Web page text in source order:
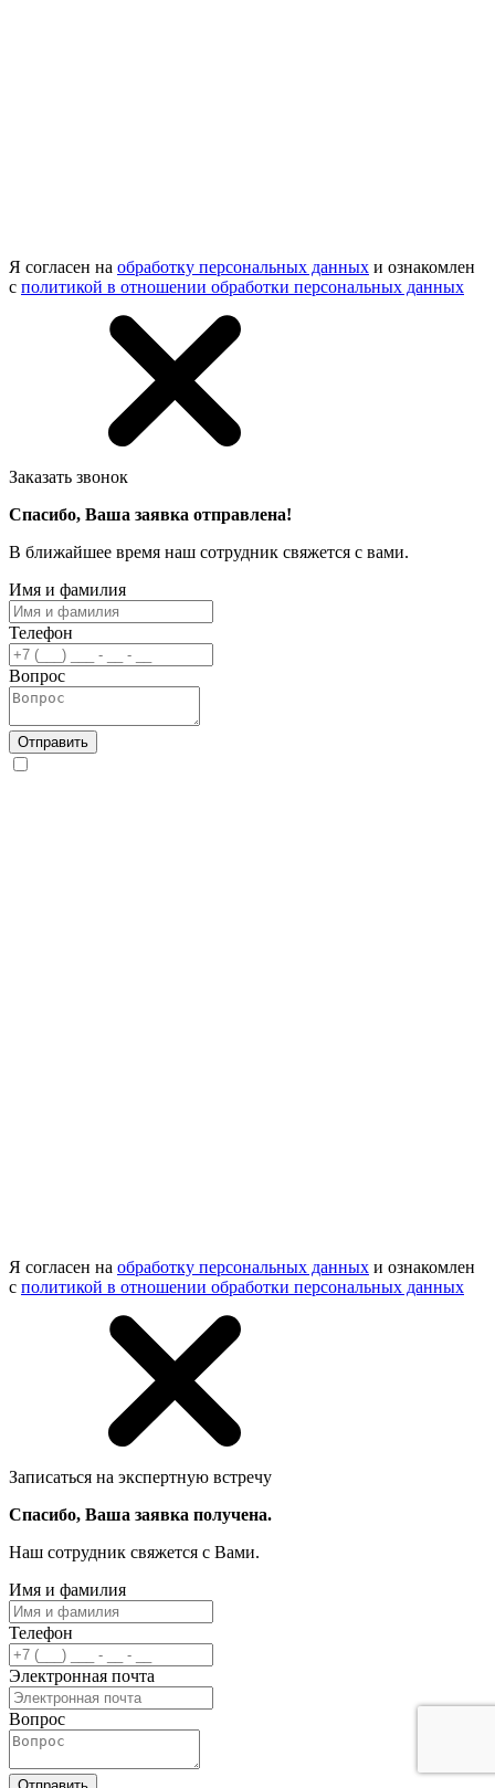
Я согласен на обработку персональных данных и ознакомлен
с политикой в отношении обработки персональных данных
Заказать звонок
Спасибо, Ваша заявка отправлена!
В ближайшее время наш сотрудник свяжется с вами.
Имя и фамилия
Телефон
Вопрос
Отправить
Я согласен на обработку персональных данных и ознакомлен
с политикой в отношении обработки персональных данных
Записаться на экспертную встречу
Спасибо, Ваша заявка получена.
Наш сотрудник свяжется с Вами.
Имя и фамилия
Телефон
Электронная почта
Вопрос